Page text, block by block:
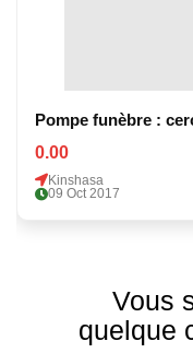
Pompe funèbre :
0.00
Kinshasa
09 Oct 2017
Vous
quelque